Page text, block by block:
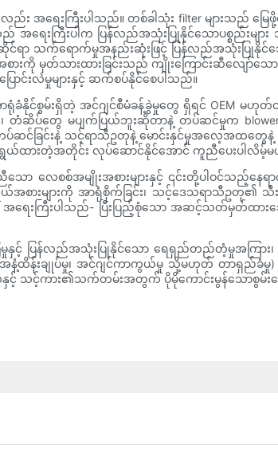
အရေးကြီးပါသည်။ တစ်ခါသုံး filter များသည် မြေဖို့
းကြီးပါက ပြန်လည်အသုံးပြုနိုင်သောပစ္စည်းမျ
ရောက်မှုအနည်းဆုံးဖြင့် ပြန်လည်အသုံးပြုနိုင်သော ရွ
ားကို မှတ်သားထားခြင်းသည် ကျိုးကြောင်းဆီလျော်သ
င်းလဲမှုများနှင့် ဆက်စပ်နိုင်စေပါသည်။
ခံနိုင်စွမ်းရှိတဲ့ အင်ဂျင်စီမံခန့်ခွဲမှုတွေ ရှိရင် OEM မ
၊ တံဆိပ်တွေ မပျက်ပြယ်ဘူးဆိုတာနဲ့ တပ်ဆင်မှုက
ြင်းနဲ့ သင့်ရာသီဥတုနဲ့ မောင်းနှင်မှုအလေ့အထတွေနဲ့
ထားတဲ့အတိုင်း လုပ်ဆောင်နိုင်အောင် ကူညီပေးပါလိမ့်မ
စစ်အမျိုးအစားများနှင့် ၎င်းတို့ပါဝင်သည့်နေရာကို
ျားကို အာရုံစိုက်ခြင်း၊ သင့်ဒေသရာသီဥတု၏ သီးခြ
အရေးကြီးပါသည်- ပြီးပြည့်စုံသော အဆင့်သတ်မှတ်ထာ
နှင့် ပြန်လည်အသုံးပြုနိုင်သော ရေရှည်တည်တံ့မှုအကြား
ထိန်းချုပ်မှု၊ အင်ဂျင်ကာကွယ်မှု သို့မဟုတ် တာရှည်ခံမှု)
နှင့် သင့်ကား၏သက်တမ်းအတွက် ပိုမိုကောင်းမွန်သောစွမ်